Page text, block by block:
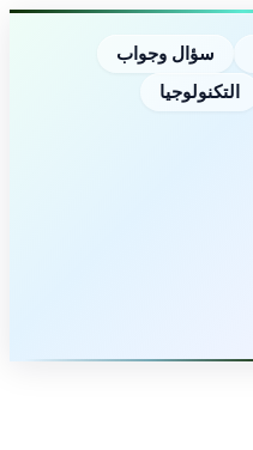
سؤال وجواب
التكنولوجيا